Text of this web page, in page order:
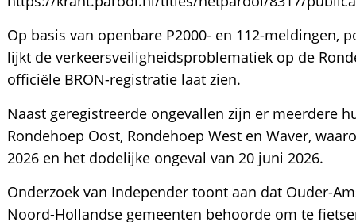
Op basis van openbare P2000- en 112-meldingen,
lijkt de verkeersveiligheidsproblematiek op de
officiële BRON-registratie laat zien.
Naast geregistreerde ongevallen zijn er meerdere
Rondehoep Oost, Rondehoep West en Waver,
2026 en het dodelijke ongeval van 20 juni 2026.
Onderzoek van Independer toont aan dat Ouder-
Noord-Hollandse gemeenten behoorde om te